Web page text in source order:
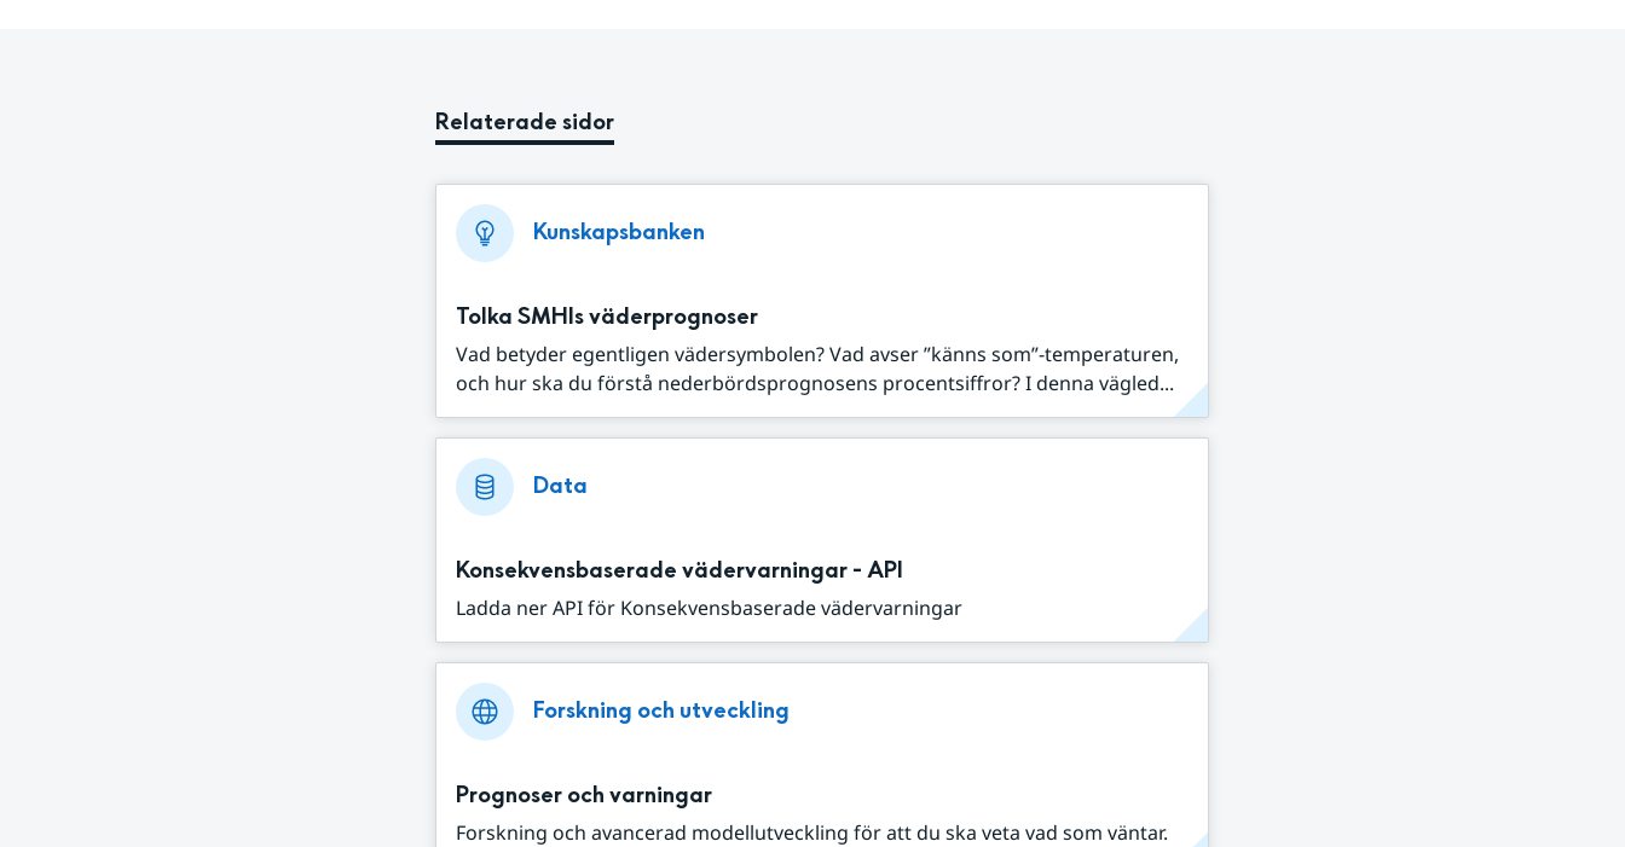
Relaterade sidor
Kunskapsbanken
Tolka SMHIs väderprognoser
Vad betyder egentligen vädersymbolen? Vad avser ”känns som”-temperaturen,
och hur ska du förstå nederbördsprognosens procentsiffror? I denna vägled...
Data
Konsekvensbaserade vädervarningar - API
Ladda ner API för Konsekvensbaserade vädervarningar
Forskning och utveckling
Prognoser och varningar
Forskning och avancerad modellutveckling för att du ska veta vad som väntar.